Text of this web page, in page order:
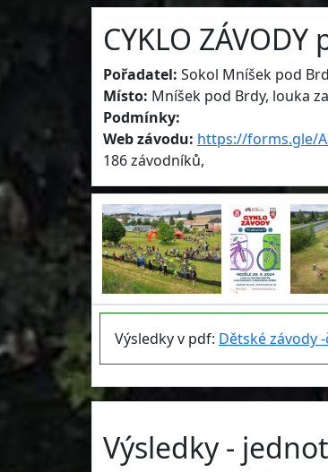
CYKLO
Pořadatel: Sokol Mníšek pod
Místo: Mníšek pod Brdy, louka
Podmínky:
Web závodu: https://forms.gle/
186 závodníků,
Výsledky v pdf: Dětské závody
Výsledky -